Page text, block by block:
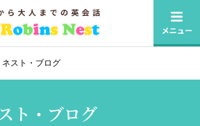
ネスト・ブログ
ト・ブログ